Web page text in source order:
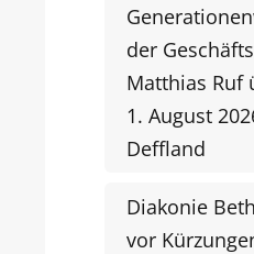
der
Matthias Ruf
1. August
Deffland
Diakonie
vor